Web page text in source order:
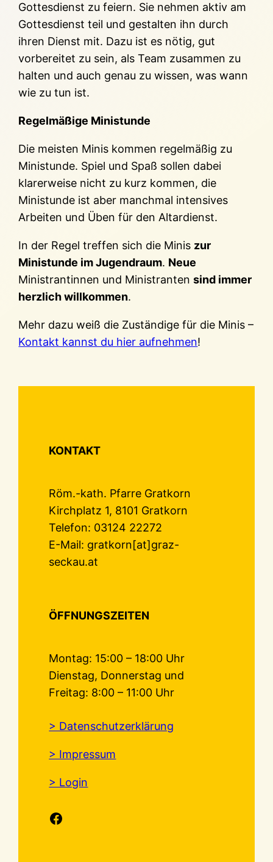
Gottesdienst zu feiern. Sie nehmen aktiv am
Gottesdienst teil und gestalten ihn durch
ihren Dienst mit. Dazu ist es nötig, gut
vorbereitet zu sein, als Team zusammen zu
halten und auch genau zu wissen, was wann
wie zu tun ist.
Regelmäßige Ministunde
Die meisten Minis kommen regelmäßig zu
Ministunde. Spiel und Spaß sollen dabei
klarerweise nicht zu kurz kommen, die
Ministunde ist aber manchmal intensives
Arbeiten und Üben für den Altardienst.
In der Regel treffen sich die Minis zur
Ministunde im Jugendraum. Neue
Ministrantinnen und Ministrantensind immer
herzlich willkommen.
Mehr dazu weiß die Zuständige für die Minis –
Kontakt kannst du hier aufnehmen!
KONTAKT
Röm.-kath. Pfarre Gratkorn
Kirchplatz 1, 8101 Gratkorn
Telefon: 03124 22272
E-Mail: gratkorn[at]graz-
seckau.at
ÖFFNUNGSZEITEN
Montag: 15:00 – 18:00 Uhr
Dienstag, Donnerstag und
Freitag: 8:00 – 11:00 Uhr
> Datenschutzerklärung
> Impressum
> Login
Facebook